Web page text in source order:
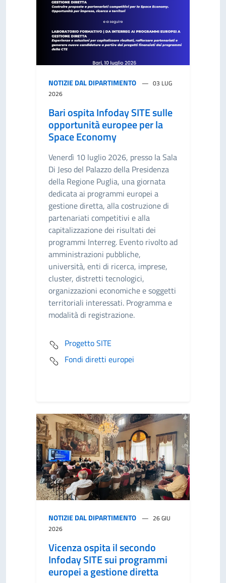
NOTIZIE DAL DIPARTIMENTO
03 LUG
2026
Bari ospita Infoday SITE sulle
opportunità europee per la
Space Economy
Venerdì 10 luglio 2026, presso la Sala
Di Jeso del Palazzo della Presidenza
della Regione Puglia, una giornata
dedicata ai programmi europei a
gestione diretta, alla costruzione di
partenariati competitivi e alla
capitalizzazione dei risultati dei
programmi Interreg. Evento rivolto ad
amministrazioni pubbliche,
università, enti di ricerca, imprese,
cluster, distretti tecnologici,
organizzazioni economiche e soggetti
territoriali interessati. Programma e
modalità di registrazione.
Progetto SITE
Fondi diretti europei
NOTIZIE DAL DIPARTIMENTO
26 GIU
2026
Vicenza ospita il secondo
Infoday SITE sui programmi
europei a gestione diretta